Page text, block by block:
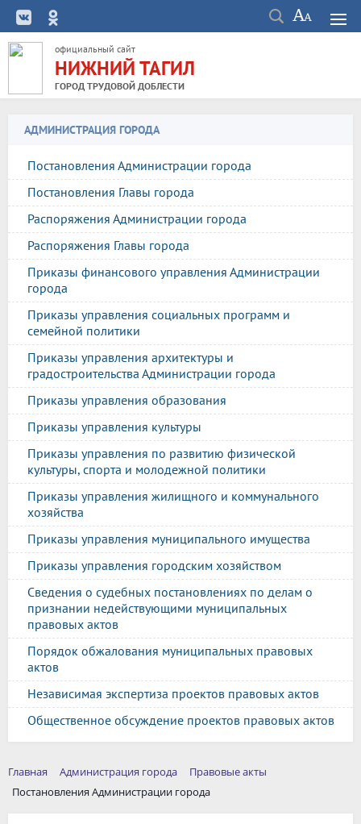
официальный сайт
НИЖНИЙ ТАГИЛ
ГОРОД ТРУДОВОЙ ДОБЛЕСТИ
АДМИНИСТРАЦИЯ ГОРОДА
Постановления Администрации города
Постановления Главы города
Распоряжения Администрации города
Распоряжения Главы города
Приказы финансового управления Администрации
города
Приказы управления социальных программ и
семейной политики
Приказы управления архитектуры и
градостроительства Администрации города
Приказы управления образования
Приказы управления культуры
Приказы управления по развитию физической
культуры, спорта и молодежной политики
Приказы управления жилищного и коммунального
хозяйства
Приказы управления муниципального имущества
Приказы управления городским хозяйством
Сведения о судебных постановлениях по делам о
признании недействующими муниципальных
правовых актов
Порядок обжалования муниципальных правовых
актов
Независимая экспертиза проектов правовых актов
Общественное обсуждение проектов правовых актов
Главная Администрация города
Правовые акты
Постановления Администрации города